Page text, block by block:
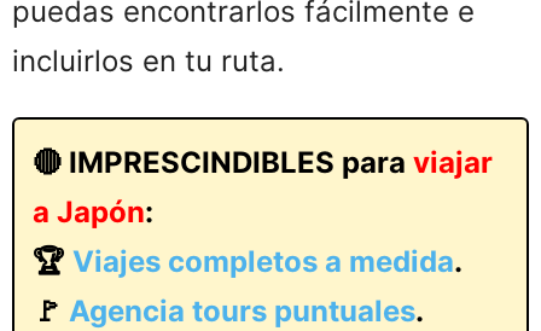
puedas encontrarlos fácilmente e
incluirlos en tu ruta.
🔴 IMPRESCINDIBLES para viajar
a Japón:
🏆 Viajes completos a medida.
🚩 Agencia tours puntuales.